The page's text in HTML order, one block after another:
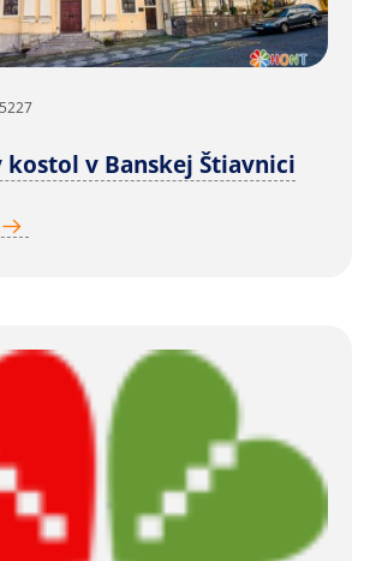
5227
kostol v Banskej Štiavnici